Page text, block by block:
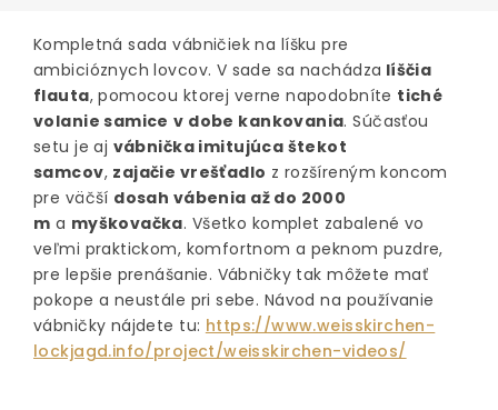
Kompletná sada vábničiek na líšku pre
ambicióznych lovcov. V sade sa nachádza líščia
flauta, pomocou ktorej verne napodobníte tiché
volanie samice v dobe kankovania. Súčasťou
setu je aj vábnička imitujúca štekot
samcov, zajačie vrešťadlo z rozšíreným koncom
pre väčší dosah vábenia až do 2000
m a myškovačka. Všetko komplet zabalené vo
veľmi praktickom, komfortnom a peknom puzdre,
pre lepšie prenášanie. Vábničky tak môžete mať
pokope a neustále pri sebe. Návod na používanie
vábničky nájdete tu: https://www.weisskirchen-
lockjagd.info/project/weisskirchen-videos/